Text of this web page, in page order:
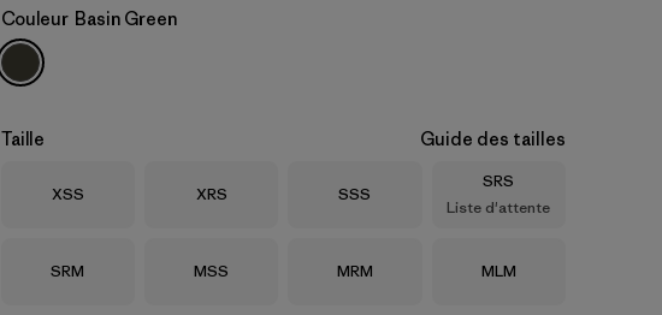
Couleur Basin Green
Taille Guide des tailles
Taille
XSS Taille
XRS Taille
SSS
Taille
SRS
Liste d'attente
Taille
SRM Taille
MSS Taille
MRM Taille
MLM